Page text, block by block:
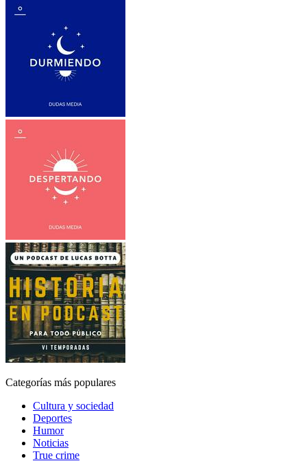
Categorías más populares
Cultura y sociedad
Deportes
Humor
Noticias
True crime